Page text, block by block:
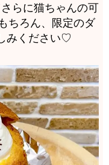
らに猫ちゃんの可
ちろん、限定のダ
みください♡